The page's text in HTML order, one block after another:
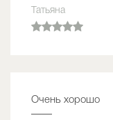
Татьяна
Очень хорошо
——